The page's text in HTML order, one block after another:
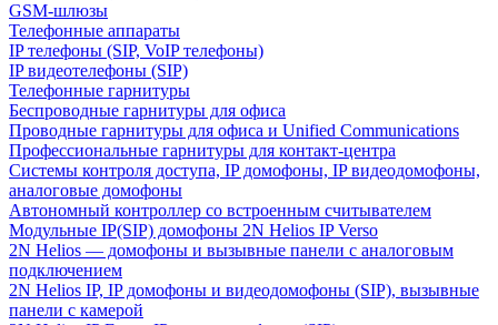
GSM-шлюзы
Телефонные аппараты
IP телефоны (SIP, VoIP телефоны)
IP видеотелефоны (SIP)
Телефонные гарнитуры
Беспроводные гарнитуры для офиса
Проводные гарнитуры для офиса и Unified Communications
Профессиональные гарнитуры для контакт-центра
Системы контроля доступа, IP домофоны, IP видеодомофоны,
аналоговые домофоны
Автономный контроллер со встроенным считывателем
Модульные IP(SIP) домофоны 2N Helios IP Verso
2N Helios — домофоны и вызывные панели с аналоговым
подключением
2N Helios IP, IP домофоны и видеодомофоны (SIP), вызывные
панели с камерой